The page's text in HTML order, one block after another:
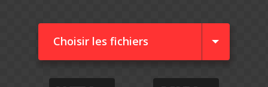
Choisir les fichiers